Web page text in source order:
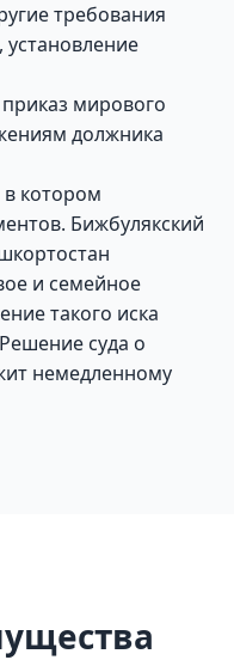
требования
мирового
должника
в котором
Бижбулякский
и семейное
такого иска
суда о
немедленному